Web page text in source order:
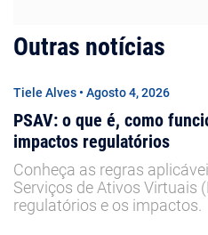
Outras notícias
Tiele Alves • Agosto 4, 2026
PSAV: o que é, como
impactos regulatórios
Conheça as regras
Serviços de Ativos Virtuais
regulatórios e os impactos.